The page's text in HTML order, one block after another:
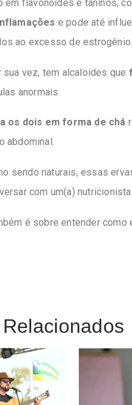
em flavonoides e taninos,
e pode até
ao excesso de estrogênio.
sua vez, tem alcaloides que
anormais.
os dois em forma de chá
abdominal.
sendo naturais, essas
com um(a)
é sobre entender como